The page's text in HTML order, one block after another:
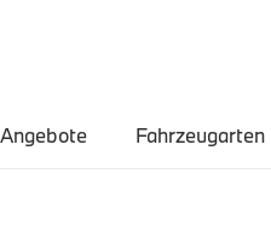
Angebote Fahrzeugarten